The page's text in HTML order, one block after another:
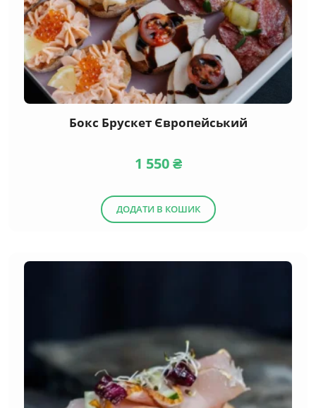
Бокс Брускет Європейський
1 550₴
ДОДАТИ В КОШИК